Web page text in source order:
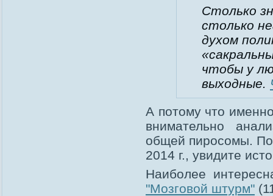
Столько
столько
духом
чтобы у
выходные.
А потому что
внимательно
общей пиросомы.
2014 г., увидите
Наиболее
"Мозговой штурм"